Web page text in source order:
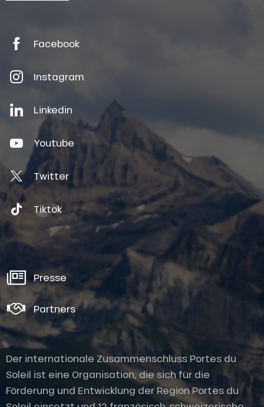
Facebook
Instagram
Linkedin
Youtube
Twitter
Tiktok
Presse
Partners
Der internationale Zusammenschluss Portes du
Soleil ist eine Organisation, die sich für die
Förderung und Entwicklung der Region Portes du